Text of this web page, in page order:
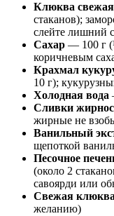
Клюква
стаканов);
слейте лишний
Сахар — 100 г
коричневым
Крахмал
10 г);
Холодная вода
Сливки
жирные не
Ванильный
щепоткой
Песочное
(около 2
савоярди или
Свежая клюква
желанию)